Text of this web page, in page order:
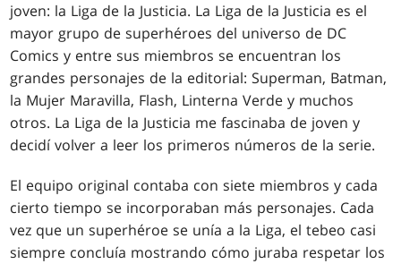
joven: la Liga de la Justicia. La Liga de la Justicia es el
mayor grupo de superhéroes del universo de DC
Comics y entre sus miembros se encuentran los
grandes personajes de la editorial: Superman, Batman,
la Mujer Maravilla, Flash, Linterna Verde y muchos
otros. La Liga de la Justicia me fascinaba de joven y
decidí volver a leer los primeros números de la serie.
El equipo original contaba con siete miembros y cada
cierto tiempo se incorporaban más personajes. Cada
vez que un superhéroe se unía a la Liga, el tebeo casi
siempre concluía mostrando cómo juraba respetar los